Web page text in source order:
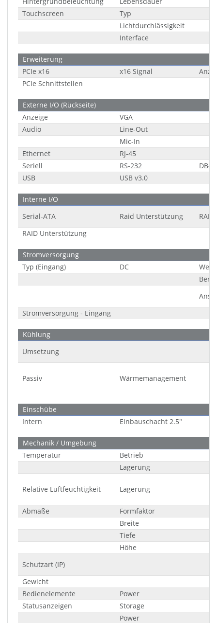
Touchscreen
Typ
Lichtdurchlässigkeit
Interface
Erweiterung
PCIe x16
x16 Signal
PCIe Schnittstellen
Externe I/O (Rückseite)
Anzeige
VGA
Audio
Line-Out
Mic-In
Ethernet
RJ-45
Seriell
RS-232
DB-9
USB
USB v3.0
Interne I/O
Serial-ATA
Raid Unterstützung
RAID Unterstützung
Stromversorgung
Typ (Eingang)
DC
Stromversorgung - Eingang
Kühlung
Umsetzung
Passiv Wärmemanagement
Einschübe
Intern
Einbauschacht 2.5"
Mechanik / Umgebung
Temperatur
Betrieb
Lagerung
Relative Luftfeuchtigkeit Lagerung
Abmaße
Formfaktor
Breite
Tiefe
Höhe
Schutzart (IP)
Gewicht
Bedienelemente
Power
Statusanzeigen
Storage
Power